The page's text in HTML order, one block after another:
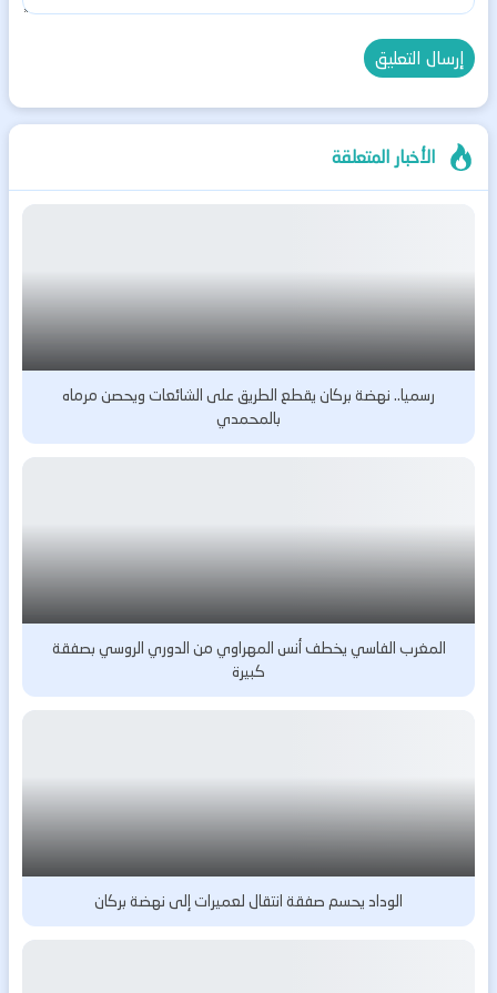
الأخبار المتعلقة
رسميا.. نهضة بركان يقطع الطريق على الشائعات ويحصن مرماه
بالمحمدي
المغرب الفاسي يخطف أنس المهراوي من الدوري الروسي بصفقة
كبيرة
الوداد يحسم صفقة انتقال لعميرات إلى نهضة بركان